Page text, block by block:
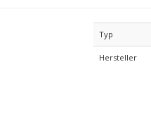
Typ
Hersteller